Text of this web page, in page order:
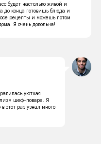
будет настолько живой и
до конца готовишь блюда и
рецепты и можешь потом
Я очень довольна!
уютная
шеф-повара. Я
этот раз узнал много